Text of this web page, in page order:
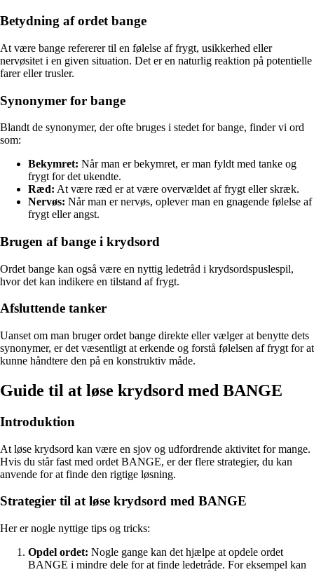
Betydning af ordet bange
At være bange refererer til en følelse af frygt, usikkerhed eller
nervøsitet i en given situation. Det er en naturlig reaktion på potentielle
farer eller trusler.
Synonymer for bange
Blandt de synonymer, der ofte bruges i stedet for bange, finder vi ord
som:
Bekymret: Når man er bekymret, er man fyldt med tanke og
frygt for det ukendte.
Ræd: At være ræd er at være overvældet af frygt eller skræk.
Nervøs: Når man er nervøs, oplever man en gnagende følelse af
frygt eller angst.
Brugen af bange i krydsord
Ordet bange kan også være en nyttig ledetråd i krydsordspuslespil,
hvor det kan indikere en tilstand af frygt.
Afsluttende tanker
Uanset om man bruger ordet bange direkte eller vælger at benytte dets
synonymer, er det væsentligt at erkende og forstå følelsen af frygt for at
kunne håndtere den på en konstruktiv måde.
Guide til at løse krydsord med BANGE
Introduktion
At løse krydsord kan være en sjov og udfordrende aktivitet for mange.
Hvis du står fast med ordet BANGE, er der flere strategier, du kan
anvende for at finde den rigtige løsning.
Strategier til at løse krydsord med BANGE
Her er nogle nyttige tips og tricks:
Opdel ordet: Nogle gange kan det hjælpe at opdele ordet
BANGE i mindre dele for at finde ledetråde. For eksempel kan